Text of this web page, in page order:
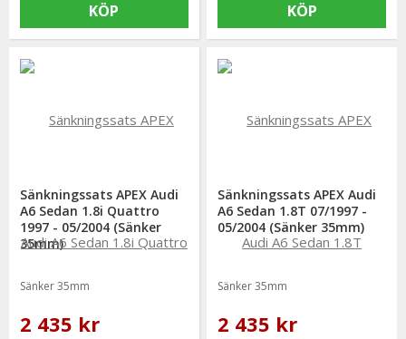
KÖP KÖP
Sänkningssats APEX Audi
A6 Sedan 1.8i Quattro
1997 - 05/2004 (Sänker
35mm)
Sänker 35mm
2 435 kr
Sänkningssats APEX Audi
A6 Sedan 1.8T 07/1997 -
05/2004 (Sänker 35mm)
Sänker 35mm
2 435 kr